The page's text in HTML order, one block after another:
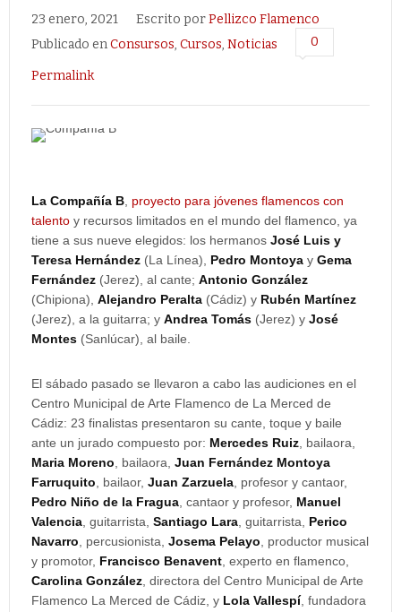
23 enero, 2021 Escrito porPellizco Flamenco
Publicado enConsursos, Cursos, Noticias 0
Permalink
La Compañía B proyecto para jóvenes flamencos con
talento y recursos limitados en el mundo del flamenco, ya
tiene a sus nueve elegidos: los hermanos José Luis y
Teresa Hernández (La Línea), Pedro Montoya y Gema
Fernández (Jerez), al cante; Antonio González
(Chipiona), Alejandro Peralta (Cádiz) y Rubén Martínez
(Jerez), a la guitarra; y Andrea Tomás (Jerez) y José
Montes (Sanlúcar), al baile.
El sábado pasado se llevaron a cabo las audiciones en el
Centro Municipal de Arte Flamenco de La Merced de
Cádiz: 23 finalistas presentaron su cante, toque y baile
ante un jurado compuesto por: Mercedes Ruiz , bailaora,
Maria Moreno , bailaora, Juan Fernández Montoya
Farruquito , bailaor, Juan Zarzuela , profesor y cantaor,
Pedro Niño de la Fragua , cantaor y profesor, Manuel
Valencia , guitarrista, Santiago Lara , guitarrista, Perico
Navarro , percusionista, Josema Pelayo , productor musical
y promotor, Francisco Benavent , experto en flamenco,
Carolina González , directora del Centro Municipal de Arte
Flamenco La Merced de Cádiz, y Lola Vallespí, fundadora